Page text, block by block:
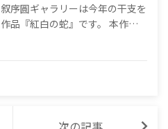
序圓ギャラリーは今年の干支を
品『紅白の蛇』です。 本作…